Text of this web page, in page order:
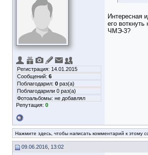
Регистрация: 14.01.2015
Сообщений: 6
Поблагодарил: 0 раз(а)
Поблагодарили 0 раз(а)
Фотоальбомы: не добавлял
Репутация: 0
Интересная
его воткнуть
ЧМЭ-3?
Нажмите здесь, чтобы написать комментарий к этому
09.06.2016, 13:02